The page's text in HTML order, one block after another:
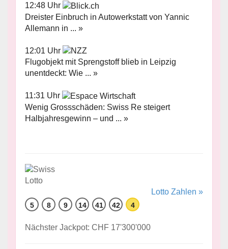
12:48 Uhr
Dreister Einbruch in Autowerkstatt von Yannic
Allemann in ... »
12:01 Uhr
Flugobjekt mit Sprengstoff blieb in Leipzig
unentdeckt: Wie ... »
11:31 Uhr
Wenig Grossschäden: Swiss Re steigert
Halbjahresgewinn – und ... »
Lotto Zahlen »
5 8 9 14 41 42 4
Nächster Jackpot: CHF 17'300'000